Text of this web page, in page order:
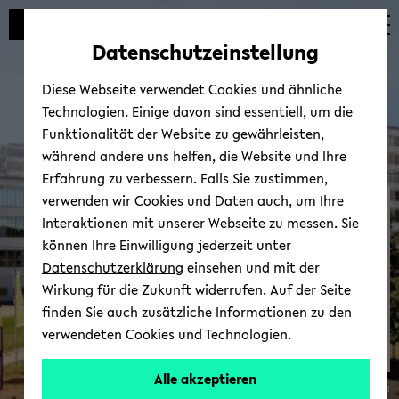
Automatische
vermeiden
zum
wechseln
zum
wechseln
zum
wechseln
Aktivitäten &­ Projekte
© Uni­ver­si­tät Bie­le­feld
Datenschutzeinstellung
Diese Webseite verwendet Cookies und ähnliche
Technologien. Einige davon sind essentiell, um die
Funktionalität der Website zu gewährleisten,
während andere uns helfen, die Website und Ihre
Erfahrung zu verbessern. Falls Sie zustimmen,
verwenden wir Cookies und Daten auch, um Ihre
Interaktionen mit unserer Webseite zu messen. Sie
können Ihre Einwilligung jederzeit unter
Datenschutzerklärung einsehen und mit der
Wirkung für die Zukunft widerrufen. Auf der Seite
finden Sie auch zusätzliche Informationen zu den
verwendeten Cookies und Technologien.
Alle akzeptieren